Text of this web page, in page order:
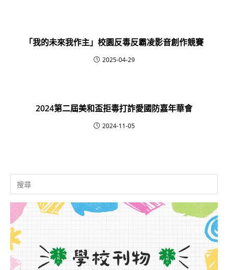
「我的未來我作主」校園反毒反霸凌影音創作競賽
2025-04-29
2024第二屆美和盃拒毒打詐愛國防嘉年華會
2024-11-05
Search
for: